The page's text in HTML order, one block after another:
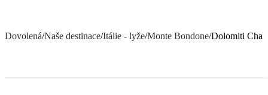
Dovolená/Naše destinace/Itálie - lyže/Monte Bondone/Dolomiti